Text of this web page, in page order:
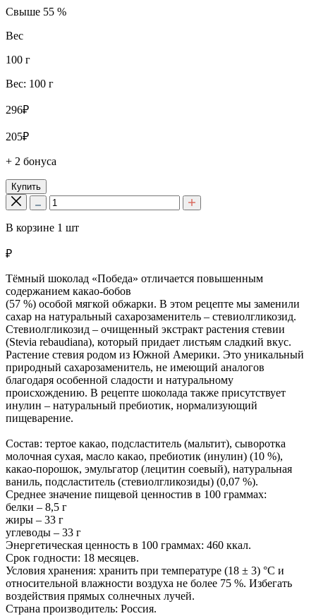
Свыше 55 %
Вес
100 г
Вес: 100 г
296₽
205₽
+ 2 бонуса
Купить
В корзине 1 шт
₽
Тёмный шоколад «Победа» отличается повышенным
содержанием какао-бобов
(57 %) особой мягкой обжарки. В этом рецепте мы заменили
сахар на натуральный сахарозаменитель – стевиолгликозид.
Стевиолгликозид – очищенный экстракт растения стевии
(Stevia rebaudiana), который придает листьям сладкий вкус.
Растение стевия родом из Южной Америки. Это уникальный
природный сахарозаменитель, не имеющий аналогов
благодаря особенной сладости и натуральному
происхождению. В рецепте шоколада также присутствует
инулин – натуральный пребиотик, нормализующий
пищеварение.
Состав: тертое какао, подсластитель (мальтит), сыворотка
молочная сухая, масло какао, пребиотик (инулин) (10 %),
какао-порошок, эмульгатор (лецитин соевый), натуральная
ваниль, подсластитель (стевиолгликозиды) (0,07 %).
Среднее значение пищевой ценностив в 100 граммах:
белки – 8,5 г
жиры – 33 г
углеводы – 33 г
Энергетическая ценность в 100 граммах: 460 ккал.
Срок годности: 18 месяцев.
Условия хранения: хранить при температуре (18 ± 3) °C и
относительной влажности воздуха не более 75 %. Избегать
воздействия прямых солнечных лучей.
Страна производитель: Россия.